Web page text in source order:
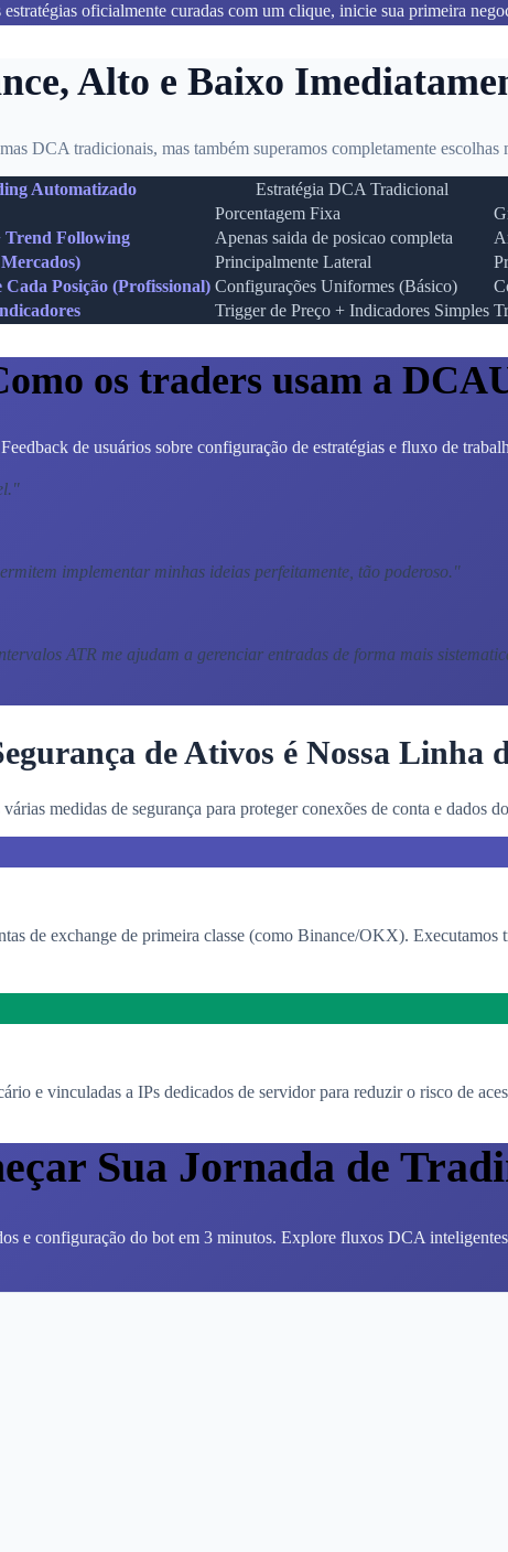
estratégias oficialmente curadas com um clique, inicie sua primeira
Alto e Baixo
DCA tradicionais, mas também superamos completamente
Automatizado Estratégia DCA Tradicional
Porcentagem Fixa
Trend Following Apenas saida de posicao completa
Principalmente Lateral
Posição (Profissional) Configurações Uniformes (Básico)
Trigger de Preço + Indicadores Simples
os traders usam a
Feedback de usuários sobre configuração de estratégias e fluxo de
"
implementar minhas ideias perfeitamente, tão poderoso. "
ATR me ajudam a gerenciar entradas de forma mais
de Ativos é Nossa Linha
medidas de segurança para proteger conexões de conta e dados
de exchange de primeira classe (como Binance/OKX). Executamos
e vinculadas a IPs dedicados de servidor para reduzir o risco de
Sua Jornada de
e configuração do bot em 3 minutos. Explore fluxos DCA